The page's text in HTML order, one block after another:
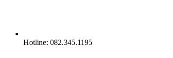
Hotline: 082.345.1195